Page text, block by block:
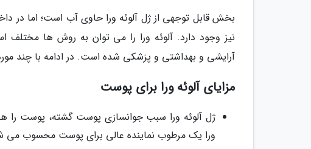
بخش قابل توجهی از ژل آلوئه ورا حاوی آب است؛ اما در
نیز وجود دارد. آلوئه ورا را می توان به روش ها مختلف
آرایشی و بهداشتی و پزشکی شده است. در ادامه با چند
مزایای آلوئه ورا برای پوست
ژل آلوئه ورا سبب جوانسازی پوست گشته، پوست را
ورا یک مرطوب نماینده عالی برای پوست محسوب می